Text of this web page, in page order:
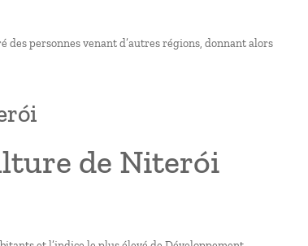
des personnes venant d’autres régions, donnant alors
de Niterói